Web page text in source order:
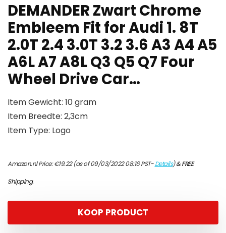
DEMANDER Zwart Chrome
Embleem Fit for Audi 1. 8T
2.0T 2.4 3.0T 3.2 3.6 A3 A4 A5
A6L A7 A8L Q3 Q5 Q7 Four
Wheel Drive Car…
Item Gewicht: 10 gram
Item Breedte: 2,3cm
Item Type: Logo
Amazon.nl Price:€19.22(as of 09/03/2022 08:16 PST-Details)&FREE
Shipping.
KOOP PRODUCT